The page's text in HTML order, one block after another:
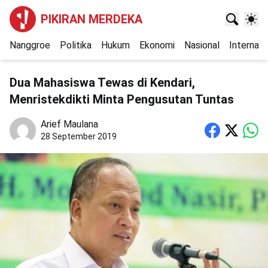
PIKIRAN MERDEKA
Nanggroe Politika Hukum Ekonomi Nasional
Dua Mahasiswa Tewas di Kendari,
Menristekdikti Minta Pengusutan Tuntas
Arief Maulana
28 September 2019